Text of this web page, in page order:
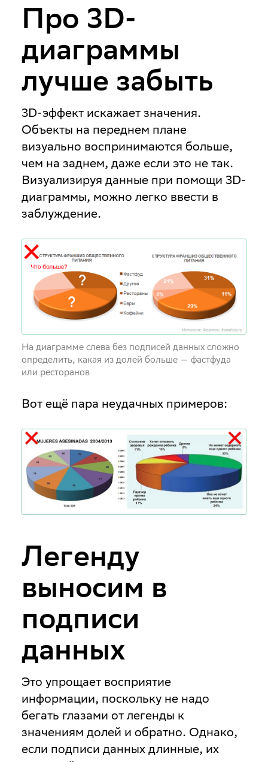
Про 3D-
диаграммы
лучше забыть
3D-эффект искажает значения.
Объекты на переднем плане
визуально воспринимаются больше,
чем на заднем, даже если это не так.
Визуализируя данные при помощи 3D-
диаграммы, можно легко ввести в
заблуждение.
На диаграмме слева без подписей данных сложно
определить, какая из долей больше — фастфуда
или ресторанов
Вот ещё пара неудачных примеров:
Легенду
выносим в
подписи
данных
Это упрощает восприятие
информации, поскольку не надо
бегать глазами от легенды к
значениям долей и обратно. Однако,
если подписи данных длинные, их